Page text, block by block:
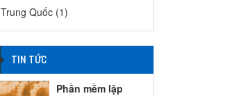
Trung Quốc (1)
TIN TỨC
Phần mềm lập